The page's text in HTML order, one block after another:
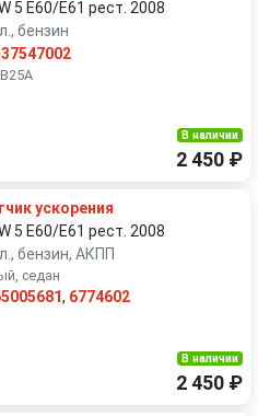
5 E60/E61 рест. 2008
бензин
В наличии
2 450 ₽
ускорения
5 E60/E61 рест. 2008
бензин, АКПП
седан
, 6774602
В наличии
2 450 ₽